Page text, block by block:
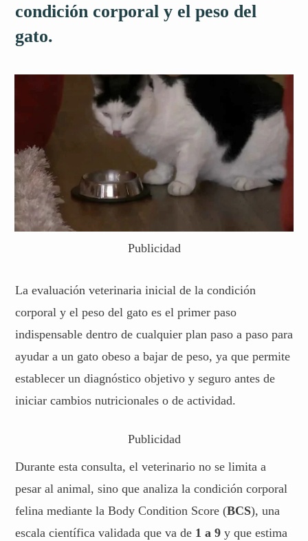
condición corporal y el peso del
gato.
Publicidad
La evaluación veterinaria inicial de la condición
corporal y el peso del gato es el primer paso
indispensable dentro de cualquier plan paso a paso para
ayudar a un gato obeso a bajar de peso, ya que permite
establecer un diagnóstico objetivo y seguro antes de
iniciar cambios nutricionales o de actividad.
Publicidad
Durante esta consulta, el veterinario no se limita a
pesar al animal, sino que analiza la condición corporal
felina mediante la Body Condition Score (BCS), una
escala científica validada que va de 1 a 9 y que estima